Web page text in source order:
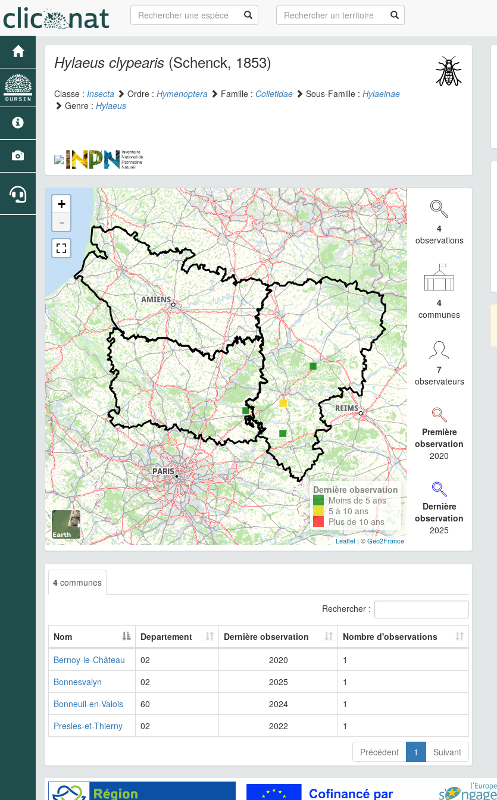
Hylaeus clypearis (Schenck, 1853)
Classe : Insecta Ordre : Hymenoptera Famille : Colletidae Sous-Famille : Hylaeinae
Genre : Hylaeus
+
-
Dernière observation
Moins de 5 ans
5 à 10 ans
Plus de 10 ans
Leaflet| ©Geo2France
4
observations
4
communes
7
observateurs
Première
observation
2020
Dernière
observation
2025
4 communes
Rechercher :
Nom Departement Dernière observation
Nombre d'observations
Bernoy-le-Château
02 2020
1
Bonnesvalyn
02 2025
1
Bonneuil-en-Valois
60 2024
1
Presles-et-Thierny
02 2022 1
Précédent 1 Suivant